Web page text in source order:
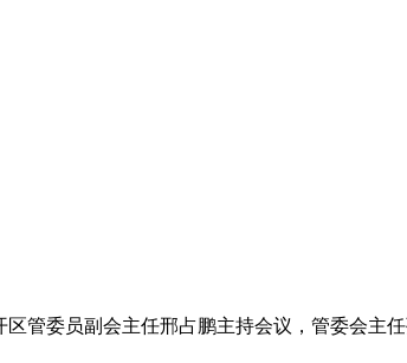
管委员副会主任邢占鹏主持会议，管委会主